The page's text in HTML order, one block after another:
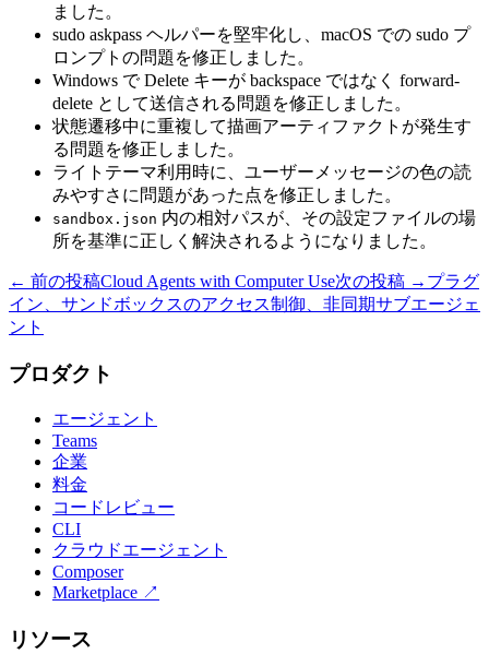
ました。
sudo askpass ヘルパーを堅牢化し、macOS での sudo プ
ロンプトの問題を修正しました。
Windows で Delete キーが backspace ではなく forward-
delete として送信される問題を修正しました。
状態遷移中に重複して描画アーティファクトが発生す
る問題を修正しました。
ライトテーマ利用時に、ユーザーメッセージの色の読
みやすさに問題があった点を修正しました。
sandbox.json 内の相対パスが、その設定ファイルの場
所を基準に正しく解決されるようになりました。
← 前の投稿Cloud Agents with Computer Use次の投稿 → プラグ
イン、サンドボックスのアクセス制御、非同期サブエージェ
ント
プロダクト
エージェント
Teams
企業
料金
コードレビュー
CLI
クラウドエージェント
Composer
Marketplace ↗
リソース